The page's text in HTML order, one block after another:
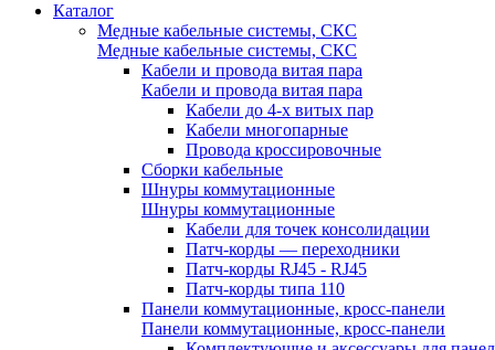
Каталог
Медные кабельные системы, СКС
Медные кабельные системы, СКС
Кабели и провода витая пара
Кабели и провода витая пара
Кабели до 4-х витых пар
Кабели многопарные
Провода кроссировочные
Сборки кабельные
Шнуры коммутационные
Шнуры коммутационные
Кабели для точек консолидации
Патч-корды — переходники
Патч-корды RJ45 - RJ45
Патч-корды типа 110
Панели коммутационные, кросс-панели
Панели коммутационные, кросс-панели